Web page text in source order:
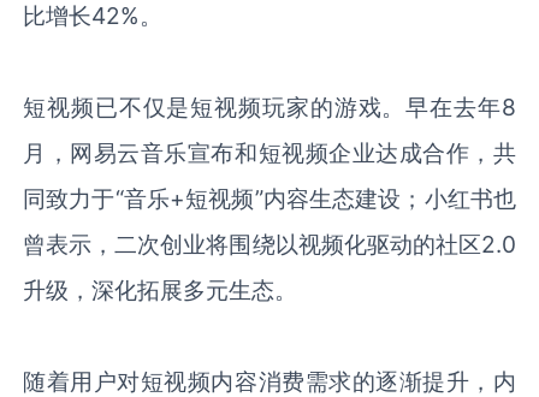
比增长42%。
短视频已不仅是短视频玩家的游戏。早在去年8
月，网易云音乐宣布和短视频企业达成合作，共
同致力于“音乐+短视频”内容生态建设；小红书也
曾表示，二次创业将围绕以视频化驱动的社区2.0
升级，深化拓展多元生态。
随着用户对短视频内容消费需求的逐渐提升，内